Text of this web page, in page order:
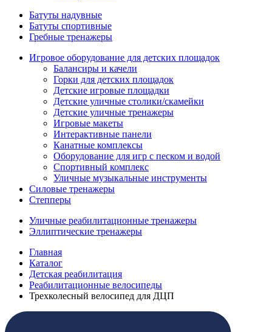
Батуты надувные
Батуты спортивные
Гребные тренажеры
Игровое оборудование для детских площадок
Балансиры и качели
Горки для детских площадок
Детские игровые площадки
Детские уличные столики/скамейки
Детские уличные тренажеры
Игровые макеты
Интерактивные панели
Канатные комплексы
Оборудование для игр с песком и водой
Спортивный комплекс
Уличные музыкальные инструменты
Силовые тренажеры
Степперы
Уличные реабилитационные тренажеры
Эллиптические тренажеры
Главная
Каталог
Детская реабилитация
Реабилитационные велосипеды
Трехколесный велосипед для ДЦП